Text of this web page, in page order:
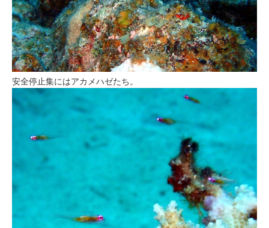
安全停止集にはアカメハゼたち。